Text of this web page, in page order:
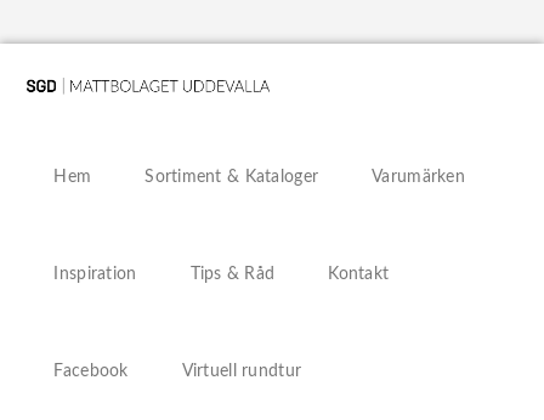
Hem Sortiment & Kataloger Varumärken
Inspiration Tips & Råd Kontakt
Facebook Virtuell rundtur